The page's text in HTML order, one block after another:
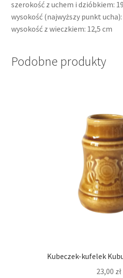
szerokość z uchem i dzióbkiem:
wysokość (najwyższy punkt ucha):
wysokość z wieczkiem: 12,5 cm
Podobne produkty
Kubeczek-kufelek
23,00 zł